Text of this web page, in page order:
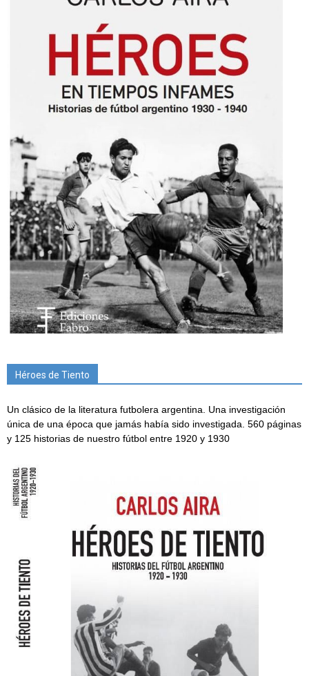
Héroes de Tiento
Un clásico de la literatura futbolera argentina. Una investigación
única de una época que jamás había sido investigada. 560 páginas
y 125 historias de nuestro fútbol entre 1920 y 1930